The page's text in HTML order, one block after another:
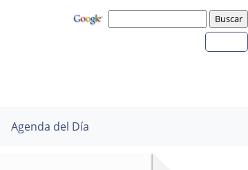
Agenda del Día